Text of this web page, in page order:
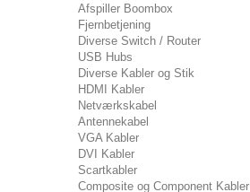
Afspiller Boombox
Fjernbetjening
Diverse Switch / Router
USB Hubs
Diverse Kabler og Stik
HDMI Kabler
Netværkskabel
Antennekabel
VGA Kabler
DVI Kabler
Scartkabler
Composite og Component Kabler